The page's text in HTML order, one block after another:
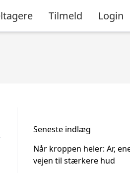
Tilmeld Login
Seneste indlæg
Når kroppen heler: Ar,
vejen til stærkere hud